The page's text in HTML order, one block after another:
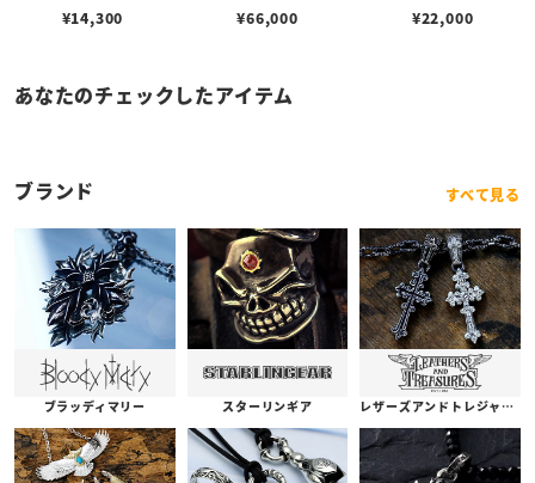
¥14,300 ¥66,000 ¥22,000
あなたのチェックしたアイテム
ブランド すべて見る
ブラッディマリー スターリンギア レザーズアンドトレジャーズ